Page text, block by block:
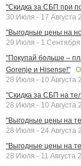
"Скидка за СБП при
30 Июля - 17 Августа
"Выгодные цены на
29 Июля - 1
"Покупай больше –
Gorenje и Hisense!"
28 Июля - 10 Августа
"Скидка за СБП на
28 Июля - 10 Августа
"Выгодные цены на
28 Июля - 24 Августа
"Выгодные цены на
28 Июля - 11 Августа